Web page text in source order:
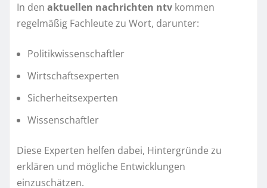
In den aktuellen nachrichten ntv kommen
regelmäßig Fachleute zu Wort, darunter:
Politikwissenschaftler
Wirtschaftsexperten
Sicherheitsexperten
Wissenschaftler
Diese Experten helfen dabei, Hintergründe zu
erklären und mögliche Entwicklungen
einzuschätzen.